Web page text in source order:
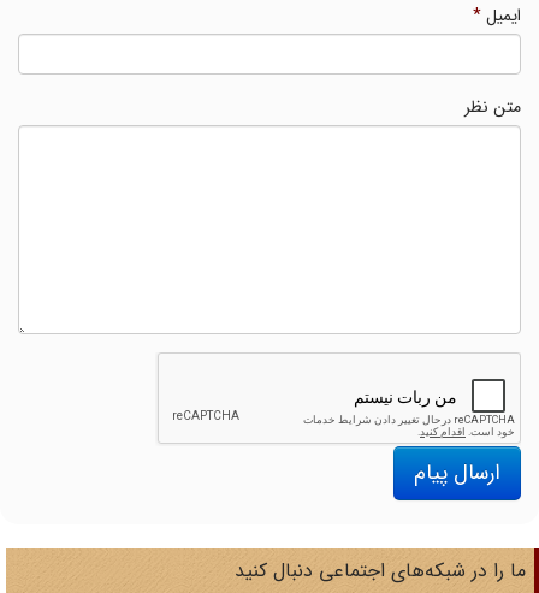
ایمیل*
متن نظر
ارسال پیام
را در شبکه‌های اجتماعی دنبال کنید